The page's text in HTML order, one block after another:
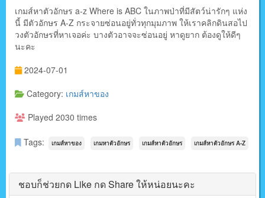
เกมส์หาตัวอักษร a-z Where is ABC ในภาพป่าที่มีสัตว์น่ารักๆ แห่ง
นี้ มีตัวอักษร A-Z กระจายซ่อนอยู่ทั่วทุกมุมภาพ ให้เราคลิกดินสอไป
วงตัวอักษรที่หาเจอค่ะ บางตัวอาจจะซ่อนอยู่ หาดูยาก ต้องดูให้ดีๆ
นะคะ
2024-07-01
Category: เกมส์หาของ
Played 2030 times
Tags: เกมส์หาของ เกมหาตัวอักษร เกมส์หาตัวอักษร เกมส์หาตัวอักษร A-Z
ชอบก็ช่วยกด Like กด Share ให้หน่อยนะคะ